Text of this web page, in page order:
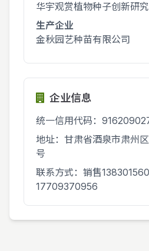
华宇观赏植物种子创新研
生产企业
金秋园艺种苗有限公司
企业信息
统一信用代码：
地址：甘肃省酒泉市肃州
号
联系方式：销售
17709370956